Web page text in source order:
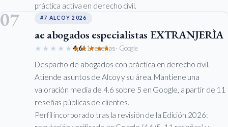
práctica activa en derecho civil.
07 #7 ALCOY 2026
ae abogados especialistas EXTRANJERÌA
★★★★★★★★★★
4,611 reseñas· Google
Despacho de abogados con práctica en derecho civil.
Atiende asuntos de Alcoy y su área. Mantiene una
valoración media de 4.6 sobre 5 en Google, a partir de 11
reseñas públicas de clientes.
Perfil incorporado tras la revisión de la Edición 2026: